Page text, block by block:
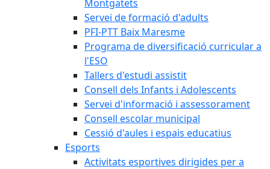
Montgatets
Servei de formació d'adults
PFI-PTT Baix Maresme
Programa de diversificació curricular a
l'ESO
Tallers d'estudi assistit
Consell dels Infants i Adolescents
Servei d'informació i assessorament
Consell escolar municipal
Cessió d'aules i espais educatius
Esports
Activitats esportives dirigides per a